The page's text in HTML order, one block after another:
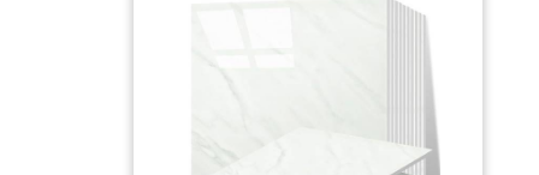
qu'aux entourages de cheminée et aux décorations